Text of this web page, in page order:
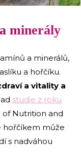
minerály
a minerálů,
a hořčíku.
a vitality a
studie z roku
of Nutrition and
hořčíkem může
s nadváhou